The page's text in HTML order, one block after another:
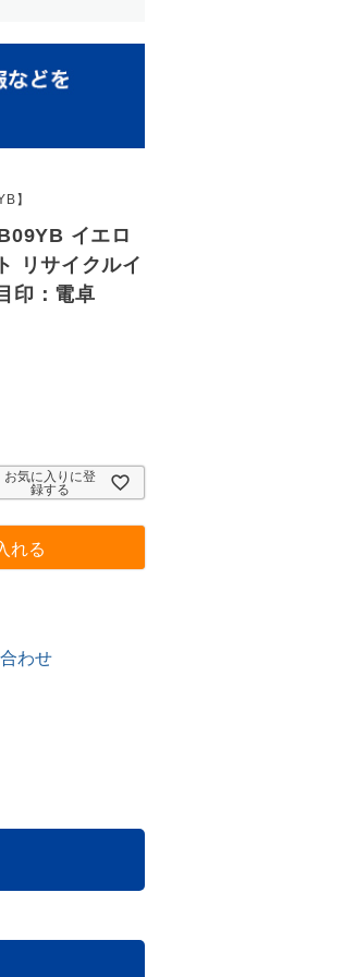
】
イエロ
リサイクルイ
印：電卓
お気に入りに登
録する
れる
わせ